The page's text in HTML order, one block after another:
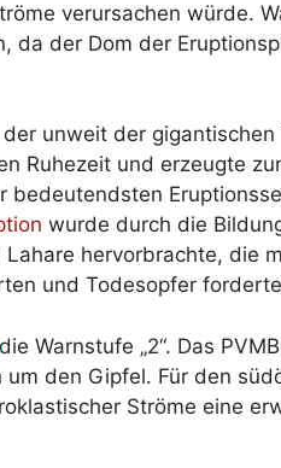
verursachen würde.
da der Dom der
unweit der gigantischen
Ruhezeit und erzeugte
bedeutendsten
wurde durch die
hervorbrachte, die
und Todesopfer
die Warnstufe „2“. Das
den Gipfel. Für den
Ströme eine